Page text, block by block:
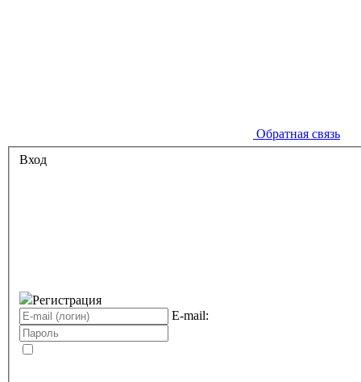
Обратная связь
Вход
Регистрация
E-mail: